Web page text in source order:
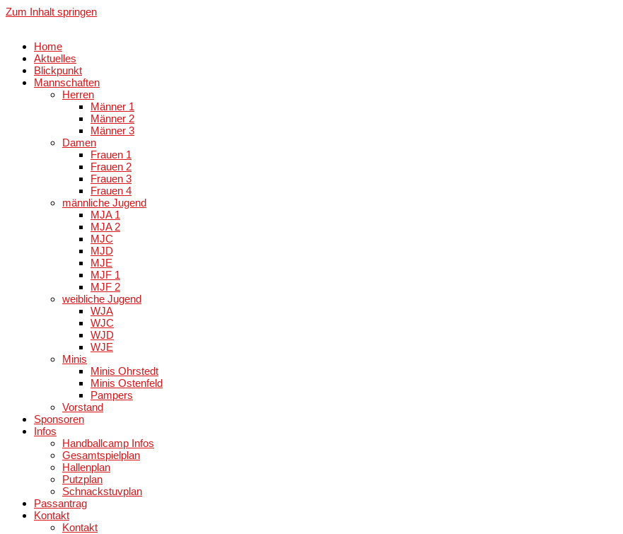
Zum Inhalt springen
Home
Aktuelles
Blickpunkt
Mannschaften
Herren
Männer 1
Männer 2
Männer 3
Damen
Frauen 1
Frauen 2
Frauen 3
Frauen 4
männliche Jugend
MJA 1
MJA 2
MJC
MJD
MJE
MJF 1
MJF 2
weibliche Jugend
WJA
WJC
WJD
WJE
Minis
Minis Ohrstedt
Minis Ostenfeld
Pampers
Vorstand
Sponsoren
Infos
Handballcamp Infos
Gesamtspielplan
Hallenplan
Putzplan
Schnackstuvplan
Passantrag
Kontakt
Kontakt